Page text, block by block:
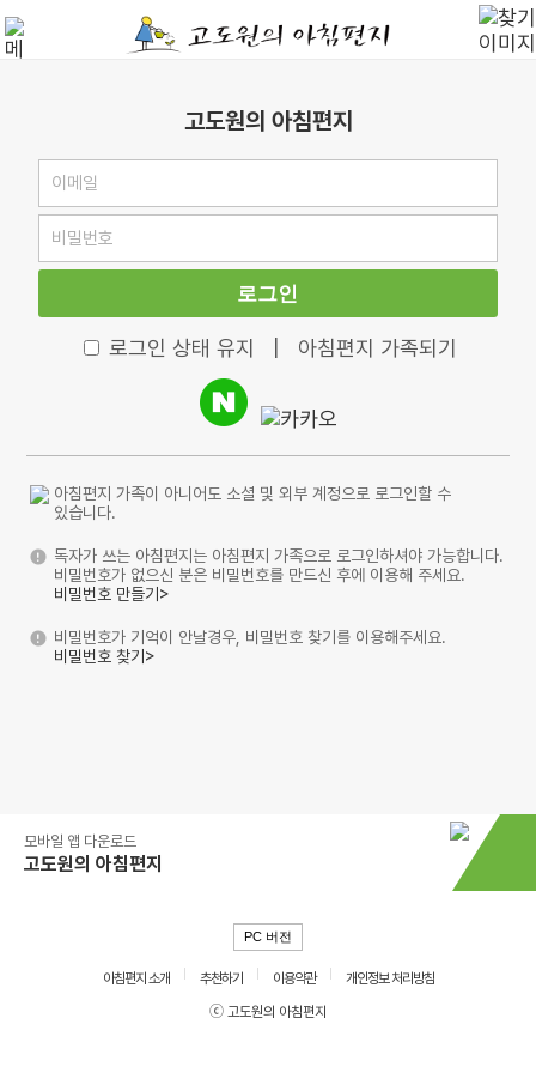
고도원의 아침편지
로그인
로그인 상태 유지 아침편지 가족되기
아침편지 가족이 아니어도 소셜 및 외부 계정으로 로그인할 수
있습니다.
독자가 쓰는 아침편지는 아침편지 가족으로 로그인하셔야 가능합니다.
비밀번호가 없으신 분은 비밀번호를 만드신 후에 이용해 주세요.
비밀번호 만들기>
비밀번호가 기억이 안날경우, 비밀번호 찾기를 이용해주세요.
비밀번호 찾기>
모바일 앱 다운로드
고도원의 아침편지
PC 버전
아침편지 소개 추천하기 이용약관
개인정보 처리방침
ⓒ 고도원의 아침편지